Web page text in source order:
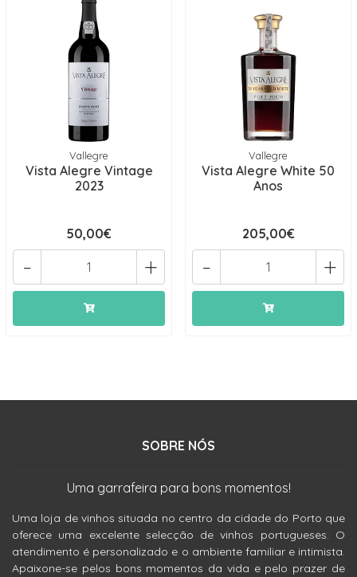
Vallegre
Vista Alegre Vintage
2023
50,00€
+
-
Vallegre
Vista Alegre White 50
Anos
205,00€
+
-
SOBRE NÓS
Uma garrafeira para bons momentos!
Uma loja de vinhos situada no centro da cidade do Porto que
oferece uma excelente selecção de vinhos portugueses. O
atendimento é personalizado e o ambiente familiar e intimista.
Apaixone-se pelos bons momentos da vida e pelo prazer de